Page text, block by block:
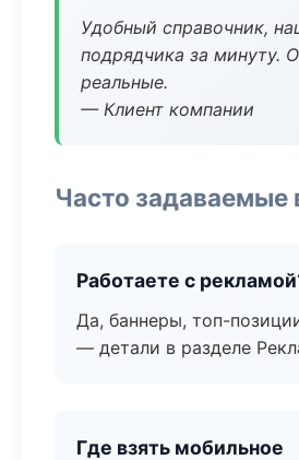
Удобный справочник,
подрядчика за минуту.
реальные.
— Клиент компании
Часто задаваемые
Работаете с
Да, баннеры, топ-
— детали в разделе
Где взять мобильное